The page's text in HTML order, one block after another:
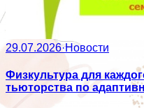
29.07.2026·Новости
Физкультура для
тьюторства по